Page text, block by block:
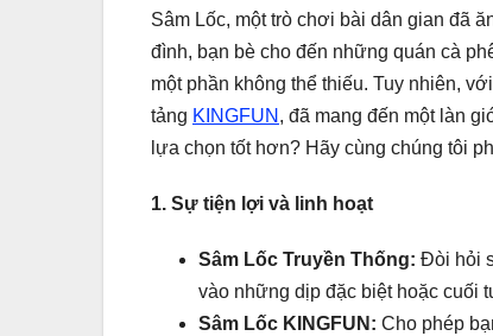
Sâm Lốc, một trò chơi bài dân gian đã
đình, bạn bè cho đến những quán cà
một phần không thể thiếu. Tuy nhiên,
tảng KINGFUN , đã mang đến một làn
lựa chọn tốt hơn? Hãy cùng chúng tôi
1. Sự tiện lợi và linh hoạt
Sâm Lốc Truyền Thống: Đòi hỏi
vào những dịp đặc biệt hoặc cuối
Sâm Lốc KINGFUN: Cho phép